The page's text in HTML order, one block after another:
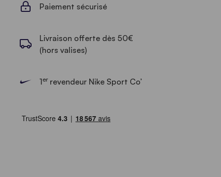
Paiement sécurisé
Livraison offerte dès 50€
(hors valises)
1errevendeur Nike Sport Co’